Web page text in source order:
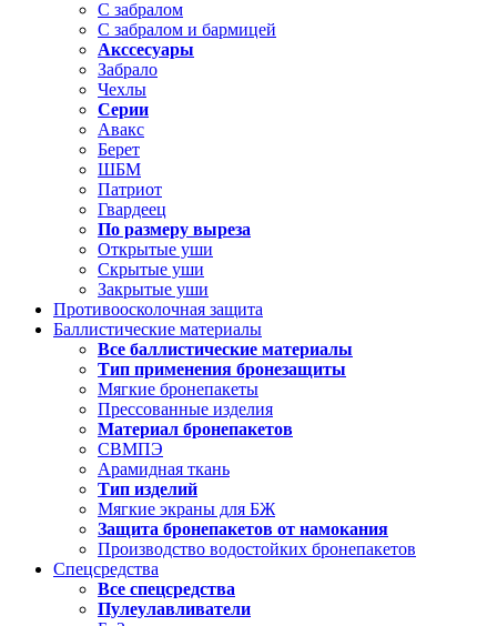
С забралом
С забралом и бармицей
Акссесуары
Забрало
Чехлы
Серии
Авакс
Берет
ШБМ
Патриот
Гвардеец
По размеру выреза
Открытые уши
Скрытые уши
Закрытые уши
Противоосколочная защита
Баллистические материалы
Все баллистические материалы
Тип применения бронезащиты
Мягкие бронепакеты
Прессованные изделия
Материал бронепакетов
СВМПЭ
Арамидная ткань
Тип изделий
Мягкие экраны для БЖ
Защита бронепакетов от намокания
Производство водостойких бронепакетов
Спецсредства
Все спецсредства
Пулеулавливатели